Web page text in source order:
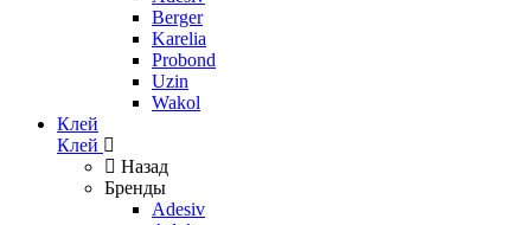
Berger
Karelia
Probond
Uzin
Wakol
Клей
Клей
Назад
Бренды
Adesiv